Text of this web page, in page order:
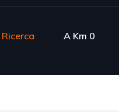
Ricerca A Km 0